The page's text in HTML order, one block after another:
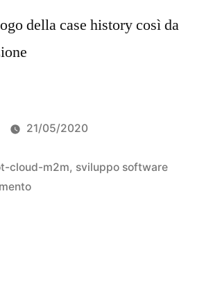
della case history così da
21/05/2020
cloud-m2m, sviluppo software